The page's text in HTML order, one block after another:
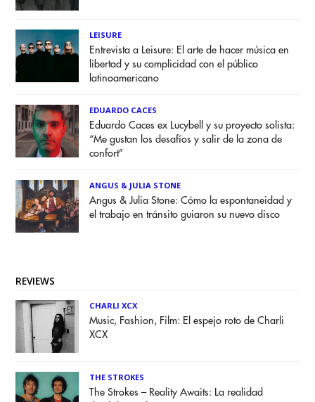
LEISURE
Entrevista a Leisure: El arte de hacer música en
libertad y su complicidad con el público
latinoamericano
EDUARDO CACES
Eduardo Caces ex Lucybell y su proyecto solista:
“Me gustan los desafíos y salir de la zona de
confort”
ANGUS & JULIA STONE
Angus & Julia Stone: Cómo la espontaneidad y
el trabajo en tránsito guiaron su nuevo disco
REVIEWS
CHARLI XCX
Music, Fashion, Film: El espejo roto de Charli
XCX
THE STROKES
The Strokes – Reality Awaits: La realidad